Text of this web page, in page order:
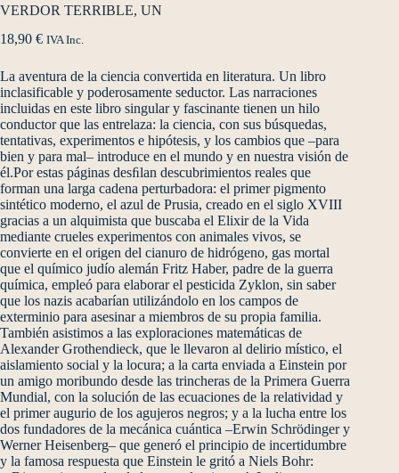
VERDOR TERRIBLE, UN
18,90 € IVA Inc.
La aventura de la ciencia convertida en literatura. Un libro
inclasificable y poderosamente seductor. Las narraciones
incluidas en este libro singular y fascinante tienen un hilo
conductor que las entrelaza: la ciencia, con sus búsquedas,
tentativas, experimentos e hipótesis, y los cambios que –para
bien y para mal– introduce en el mundo y en nuestra visión de
él.Por estas páginas desﬁlan descubrimientos reales que
forman una larga cadena perturbadora: el primer pigmento
sintético moderno, el azul de Prusia, creado en el siglo XVIII
gracias a un alquimista que buscaba el Elixir de la Vida
mediante crueles experimentos con animales vivos, se
convierte en el origen del cianuro de hidrógeno, gas mortal
que el químico judío alemán Fritz Haber, padre de la guerra
química, empleó para elaborar el pesticida Zyklon, sin saber
que los nazis acabarían utilizándolo en los campos de
exterminio para asesinar a miembros de su propia familia.
También asistimos a las exploraciones matemáticas de
Alexander Grothendieck, que le llevaron al delirio místico, el
aislamiento social y la locura; a la carta enviada a Einstein por
un amigo moribundo desde las trincheras de la Primera Guerra
Mundial, con la solución de las ecuaciones de la relatividad y
el primer augurio de los agujeros negros; y a la lucha entre los
dos fundadores de la mecánica cuántica –Erwin Schrödinger y
Werner Heisenberg– que generó el principio de incertidumbre
y la famosa respuesta que Einstein le gritó a Niels Bohr: